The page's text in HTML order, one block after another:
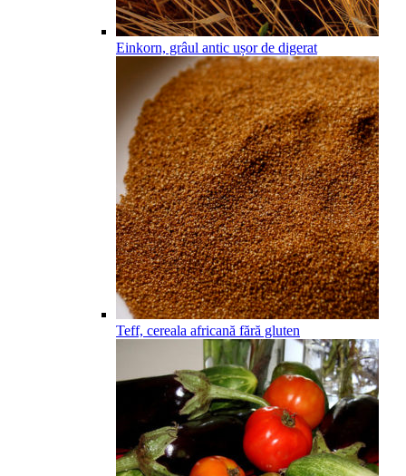
Einkorn, grâul antic ușor de digerat
Teff, cereala africană fără gluten